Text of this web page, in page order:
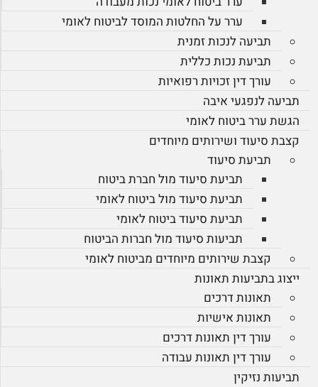
ערר על החלטות המוסד לביטוח לאומי
תביעה לנכות זמנית
תביעת נכות כללית
עורך דין זכויות רפואיות
תביעה לנפגעי איבה
הגשת ערר ביטוח לאומי
קצבת סיעוד ושירותים מיוחדים
תביעת סיעוד
תביעת סיעוד מול חברת ביטוח
תביעת סיעוד מול ביטוח לאומי
תביעת סיעוד ביטוח לאומי
תביעות סיעוד מול חברות הביטוח
קצבת שירותים מיוחדים מביטוח לאומי
ייצוג בתביעות תאונות
תאונות דרכים
תאונות אישיות
עורך דין תאונות דרכים
עורך דין תאונות עבודה
תביעות נזיקין